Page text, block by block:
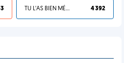
TU L'AS BIEN MÉRITÉ 4 392